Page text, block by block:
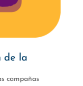
de la
campañas